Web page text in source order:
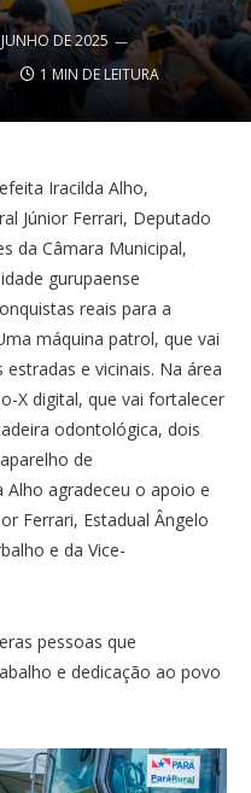
DE 2025
1 MIN DE LEITURA
Iracilda Alho,
Júnior Ferrari, Deputado
da Câmara Municipal,
gurupaense
reais para a
máquina patrol, que vai
e vicinais. Na área
X digital, que vai fortalecer
odontológica, dois
de
agradeceu o apoio e
Ferrari, Estadual Ângelo
e da Vice-
pessoas que
e dedicação ao povo